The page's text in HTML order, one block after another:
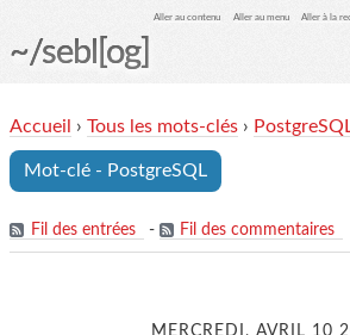
Aller au contenu Aller au menu Aller à la
~/sebl[og]
Archives
Accueil › Tous les mots-clés ›
Mot-clé - PostgreSQL
Fil des entrées - Fil des commentaires
MERCREDI, AVRIL 10